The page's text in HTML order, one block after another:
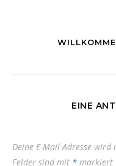
EINE
Deine E-Mail-Adresse
Felder sind mit * markiert